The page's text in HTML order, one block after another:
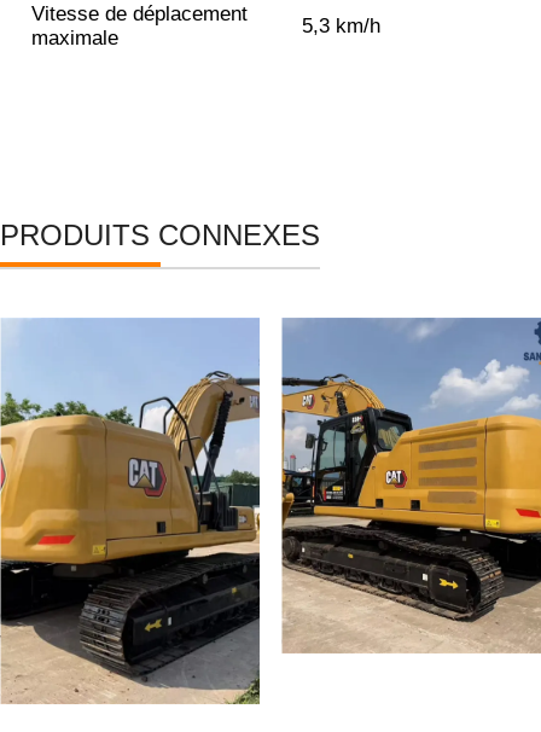
Vitesse de déplacement
maximale
5,3 km/h
PRODUITS CONNEXES
Pelle hydraulique
d'occasion CAT 330GC à
vendre. Modèle Caterpillar
330GC/336GC d'occasion
à prix avantageux.
Pelle hydraulique
Caterpillar 330GC
d'occasion (CAT 330GC)